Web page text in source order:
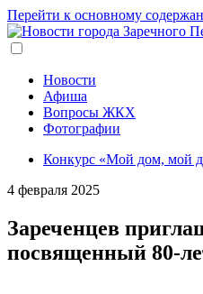
Перейти к основному
Новости
Афиша
Вопросы ЖКХ
Фотографии
Конкурс «Мой дом, мой
4 февраля 2025
Зареченцев
посвященный 80-